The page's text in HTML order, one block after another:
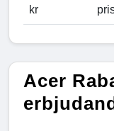
kr
Acer